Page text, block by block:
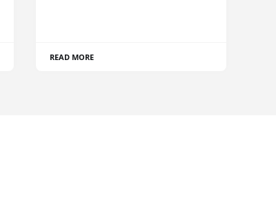
READ MORE